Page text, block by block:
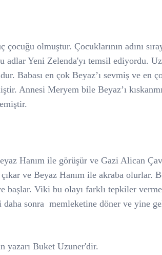
olmuştur. Çocuklarının adını
adlar Yeni Zelenda'yı temsil ediyordu.
Babası en çok Beyaz’ı sevmiş ve en
Annesi Meryem bile Beyaz’ı
Hanım ile görüşür ve Gazi Alican
ve Beyaz Hanım ile akraba olurlar.
başlar. Viki bu olayı farklı tepkiler
sonra memleketine döner ve yine
yazarı Buket Uzuner'dir.